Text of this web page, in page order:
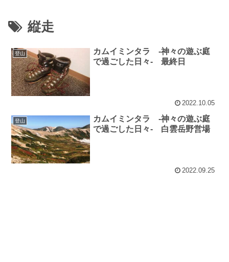
縦走
登山
カムイミンタラ -神々の遊ぶ庭
で過ごした日々- 最終日
2022.10.05
登山
カムイミンタラ -神々の遊ぶ庭
で過ごした日々- 白雲岳野営場
2022.09.25